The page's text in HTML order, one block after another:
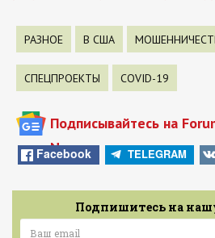
РАЗНОЕ В США
СПЕЦПРОЕКТЫ COVID-19
Подписывайтесь на
News
Facebook TELEGRAM
Подпишитесь на